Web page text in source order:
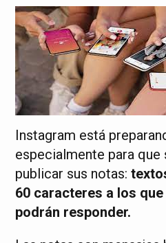
Instagram está
especialmente para que
publicar sus notas:
60 caracteres a los
podrán responder.